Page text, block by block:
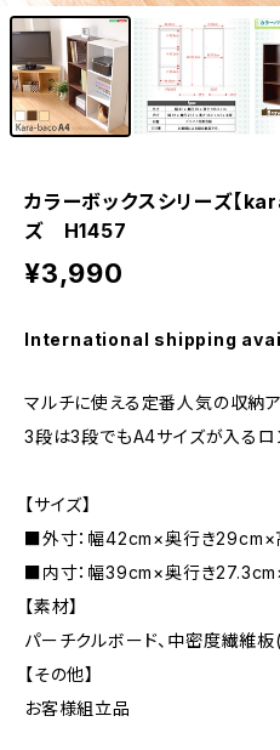
カラーボックスシリーズ【
ズ H1457
¥3,990
International shipping
マルチに使える定番人気の収納
3段は3段でもA4サイズが入るロ
【サイズ】
■外寸：幅42cm×奥行き29cm×
■内寸：幅39cm×奥行き
【素材】
パーチクルボード、中密度繊維
【その他】
お客様組立品